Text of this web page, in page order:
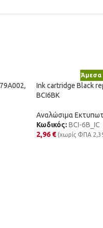
Άμεσα
Ink cartridge Black
BCI6BK
Αναλώσιμα
Κωδικός: BCI-6B_IC
2,96 € (χωρίς ΦΠΑ